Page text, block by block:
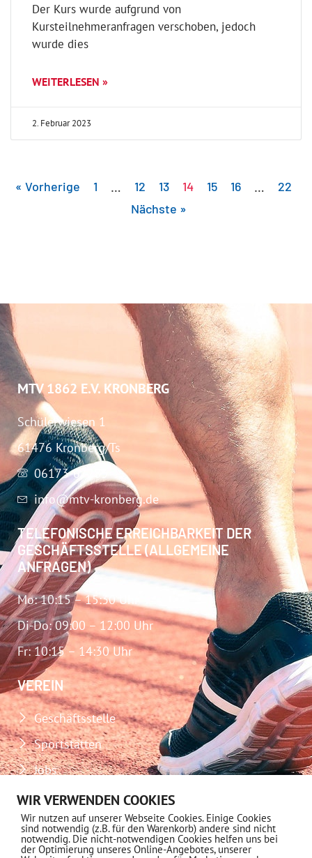
Der Kurs wurde aufgrund von
Kursteilnehmeranfragen verschoben, jedoch
wurde dies
WEITERLESEN »
2. Februar 2023
« Vorherige 1 12 13 14 15 16
22
Nächste »
MTV 1862 E.V. KRONBERG
Schülerwiesen 1
61476 Kronberg/Ts
06173-67283
info@mtv-kronberg.de
TELEFONISCHE ERREICHBARKEIT DER
GESCHÄFTSSTELLE (ALLGEMEINE
ANFRAGEN)
Mo: 10:15 – 15:30 Uhr
Di-Do: 09:00 – 12:00 Uhr
Fr: 10:15 – 14:30 Uhr
VEREIN
Geschäftsstelle
Sportstätten
Jobs
Download-Center
Impressum
Datenschutz
WIR VERWENDEN COOKIES
Wir nutzen auf unserer Webseite Cookies. Einige Cookies
sind notwendig (z.B. für den Warenkorb) andere sind nicht
notwendig. Die nicht-notwendigen Cookies helfen uns bei
der Optimierung unseres Online-Angebotes, unserer